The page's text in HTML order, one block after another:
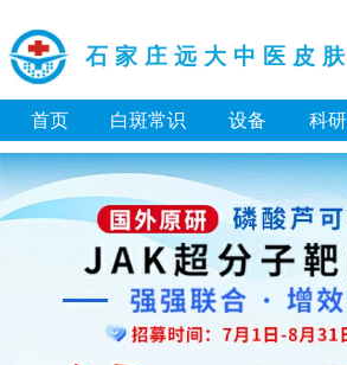
石家庄远大中医皮
首页 白斑常识 设备 科